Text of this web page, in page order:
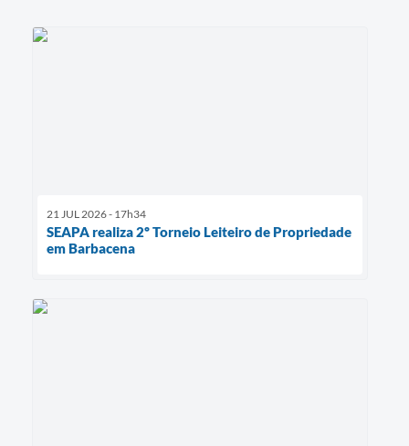
21 JUL 2026 - 17h34
SEAPA realiza 2º Torneio Leiteiro de Propriedade
em Barbacena